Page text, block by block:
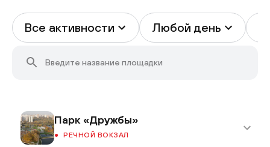
Все активности Любой день
Парк «Дружбы»
РЕЧНОЙ ВОКЗАЛ